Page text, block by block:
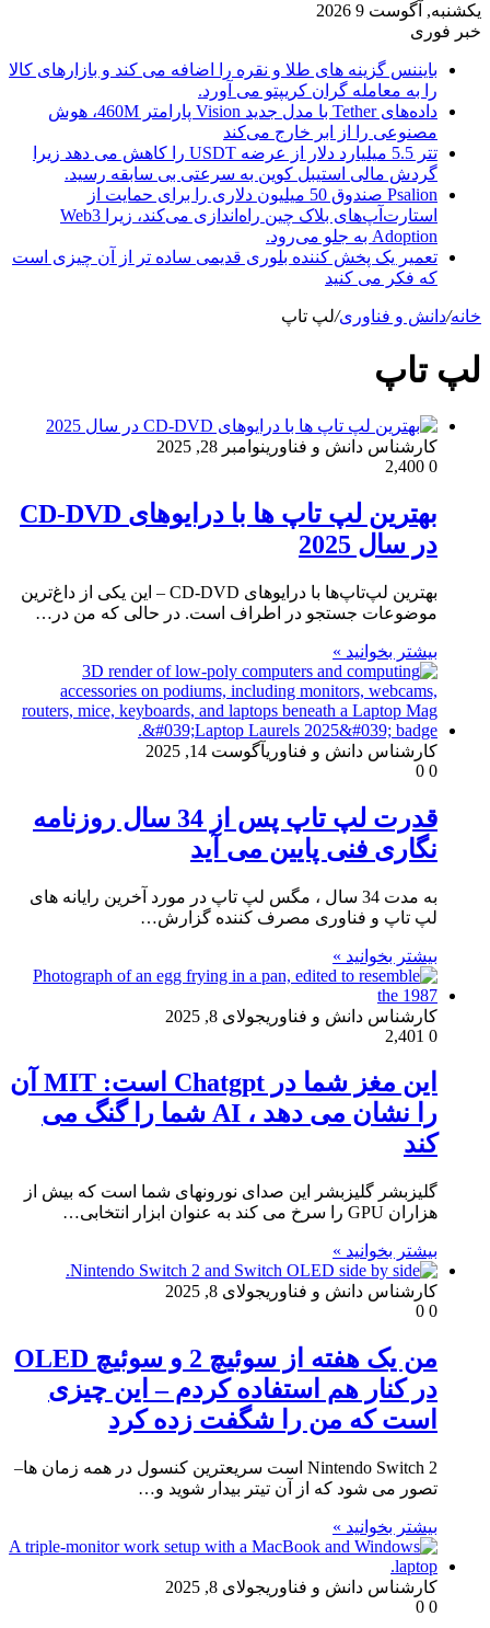
یکشنبه, آگوست 9 2026
خبر فوری
بایننس گزینه های طلا و نقره را اضافه می کند و بازارهای کالا
را به معامله گران کریپتو می آورد.
داده‌های Tether با مدل جدید Vision پارامتر 460M، هوش
مصنوعی را از ابر خارج می‌کند
تتر 5.5 میلیارد دلار از عرضه USDT را کاهش می دهد زیرا
گردش مالی استیبل کوین به سرعتی بی سابقه رسید.
Psalion صندوق 50 میلیون دلاری را برای حمایت از
استارت‌آپ‌های بلاک چین راه‌اندازی می‌کند، زیرا Web3
Adoption به جلو می‌رود.
تعمیر یک پخش کننده بلوری قدیمی ساده تر از آن چیزی است
که فکر می کنید
خانه/دانش و فناوری/لپ تاپ
لپ تاپ
کارشناس دانش و فناورینوامبر 28, 2025
0
بهترین لپ تاپ ها با درایوهای CD-DVD
در سال 2025
بهترین لپ‌تاپ‌ها با درایوهای CD-DVD – این یکی از داغ‌ترین
موضوعات جستجو در اطراف است. در حالی که من در…
بیشتر بخوانید »
کارشناس دانش و فناوریآگوست 14, 2025
0
قدرت لپ تاپ پس از 34 سال روزنامه
نگاری فنی پایین می آید
به مدت 34 سال ، مگس لپ تاپ در مورد آخرین رایانه های
لپ تاپ و فناوری مصرف کننده گزارش…
بیشتر بخوانید »
کارشناس دانش و فناوریجولای 8, 2025
0
این مغز شما در Chatgpt است: MIT آن
را نشان می دهد ، AI شما را گنگ می
کند
گلیزبشر گلیزبشر این صدای نورونهای شما است که بیش از
هزاران GPU را سرخ می کند به عنوان ابزار انتخابی…
بیشتر بخوانید »
کارشناس دانش و فناوریجولای 8, 2025
0
من یک هفته از سوئیچ 2 و سوئیچ OLED
در کنار هم استفاده کردم – این چیزی
است که من را شگفت زده کرد
Nintendo Switch 2 است سریعترین کنسول در همه زمان ها–
تصور می شود که از آن تیتر بیدار شوید و…
بیشتر بخوانید »
کارشناس دانش و فناوریجولای 8, 2025
0